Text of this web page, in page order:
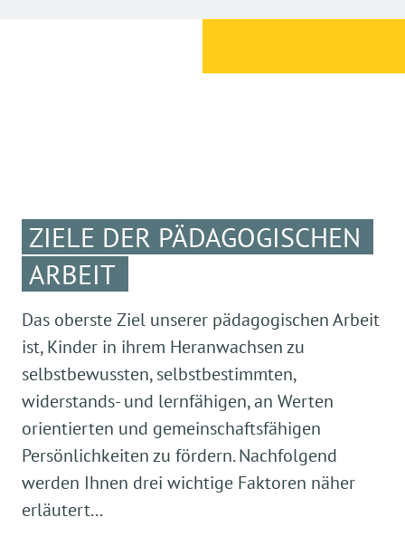
ZIELE DER PÄDAGOGISCHEN
ARBEIT
Das oberste Ziel unserer pädagogischen Arbeit
ist, Kinder in ihrem Heranwachsen zu
selbstbewussten, selbstbestimmten,
widerstands- und lernfähigen, an Werten
orientierten und gemeinschaftsfähigen
Persönlichkeiten zu fördern. Nachfolgend
werden Ihnen drei wichtige Faktoren näher
erläutert...